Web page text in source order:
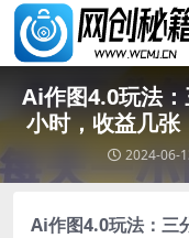
Ai作图4.0玩法
小时，收益几张
2024-06-
Ai作图4.0玩法 ：